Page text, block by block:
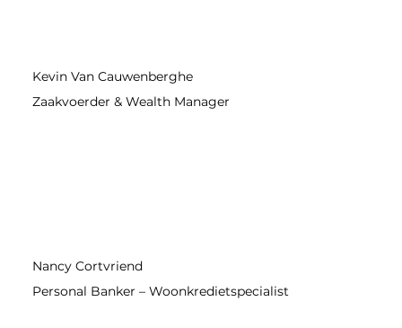
Kevin Van Cauwenberghe
Zaakvoerder & Wealth Manager
Nancy Cortvriend
Personal Banker – Woonkredietspecialist